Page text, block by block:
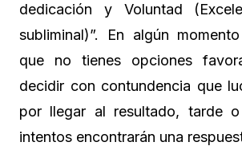
dedicación y Voluntad
subliminal)”. En algún
que no tienes opciones
decidir con contundencia que
por llegar al resultado, tarde
intentos encontrarán una